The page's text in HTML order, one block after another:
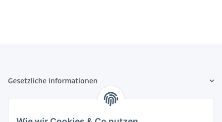
Gesetzliche Informationen